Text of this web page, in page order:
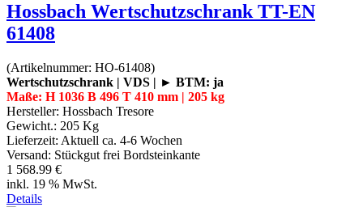
Hossbach Wertschutzschrank TT-EN
61408
(Artikelnummer: HO-61408)
Wertschutzschrank | VDS | ► BTM: ja
Maße: H 1036 B 496 T 410 mm | 205 kg
Hersteller: Hossbach Tresore
Gewicht.: 205 Kg
Lieferzeit: Aktuell ca. 4-6 Wochen
Versand: Stückgut frei Bordsteinkante
1 568.99 €
inkl. 19 % MwSt.
Details